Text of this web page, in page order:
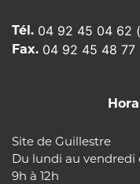
Tél. 04 92 45 04 62
Fax. 04 92 45 48 77
Site de Guillestre
Du lundi au vendredi
9h à 12h